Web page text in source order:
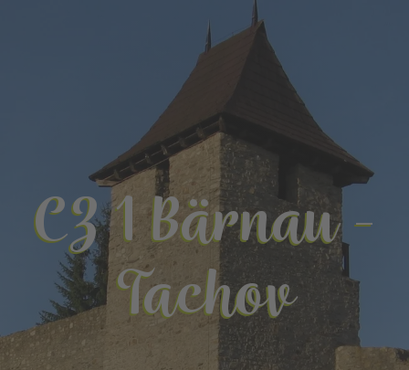
CZ 1 Bärnau -
Tachov